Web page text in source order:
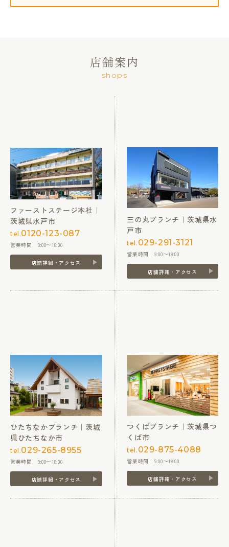
店舗案内
shops
ファーストステージ本社｜
茨城県水戸市
tel.0120-123-087
営業時間 9:00〜18:00
店舗詳細・アクセス
三の丸ブランチ｜茨城県水
戸市
tel. 029-291-3121
営業時間 9:00〜18:00
店舗詳細・アクセス
ひたちなかブランチ｜茨城
県ひたちなか市
tel.029-265-8955
営業時間 9:00〜18:00
店舗詳細・アクセス
つくばブランチ｜茨城県つ
くば市
tel. 029-875-4088
営業時間 9:00〜18:00
店舗詳細・アクセス